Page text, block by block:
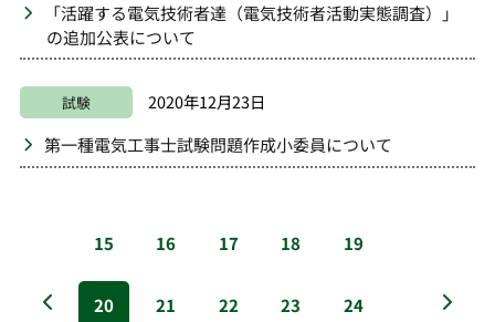
「活躍する電気技術者達（電気技術者活動実態調査）」
の追加公表について
試験
2020年12月23日
第一種電気工事士試験問題作成小委員について
15 16 17 18 19
20 21 22 23 24